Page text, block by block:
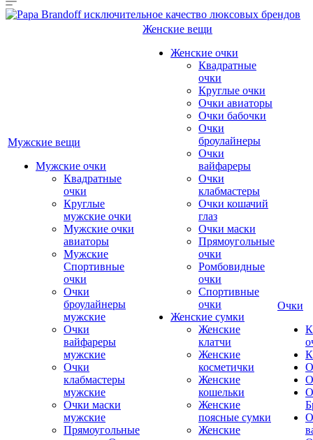
Мужские вещи
Мужские очки
Квадратные
очки
Круглые
мужские очки
Мужские очки
авиаторы
Мужские
Спортивные
очки
Очки
броулайнеры
мужские
Очки
вайфареры
мужские
Очки
клабмастеры
мужские
Очки маски
мужские
Прямоугольные
Женские вещи
Женские очки
Квадратные
очки
Круглые очки
Очки авиаторы
Очки бабочки
Очки
броулайнеры
Очки
вайфареры
Очки
клабмастеры
Очки кошачий
глаз
Очки маски
Прямоугольные
очки
Ромбовидные
очки
Спортивные
очки
Женские сумки
Женские
клатчи
Женские
косметички
Женские
кошельки
Женские
поясные сумки
Женские
Очки